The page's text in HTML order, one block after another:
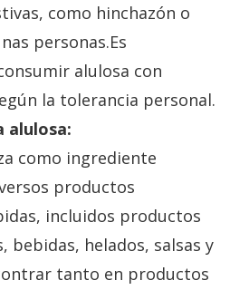
como hinchazón o
personas.Es
alulosa con
la tolerancia personal.
alulosa:
como ingrediente
productos
incluidos productos
bebidas, helados, salsas y
tanto en productos